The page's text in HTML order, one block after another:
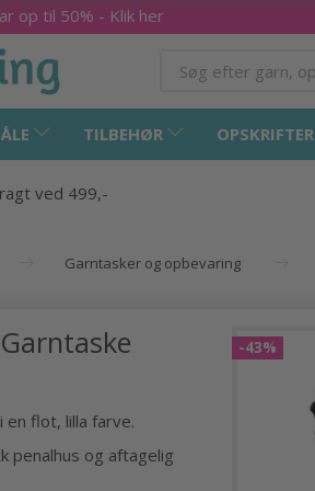
op til 50% - Klik her
TILBEHØR OPSKRIFTER
ved 499,-
Garntasker og opbevaring
en flot, lilla farve.
penalhus og aftagelig
-43%